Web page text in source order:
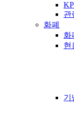
관
화폐
화
현
기